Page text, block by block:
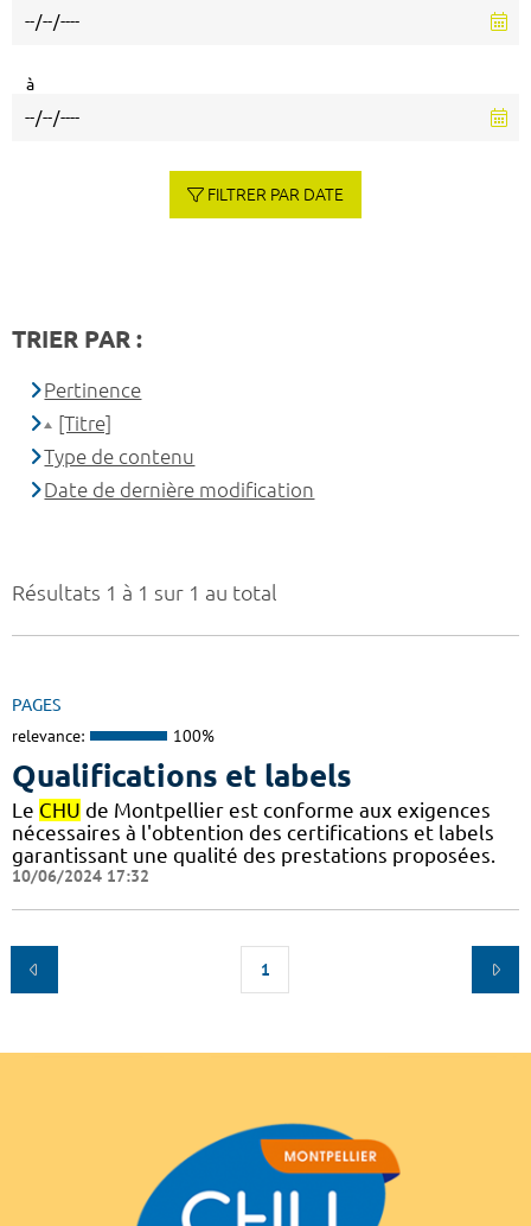
Résultats 1 à 1 sur 1 au total
PAGES
relevance: 100%
Qualifications et labels
Le CHU de Montpellier est conforme aux exigences
nécessaires à l'obtention des certifications et labels
garantissant une qualité des prestations proposées.
10/06/2024 17:32
1
à
FILTRER PAR DATE
TRIER PAR :
Pertinence
[Titre]
Type de contenu
Date de dernière modification